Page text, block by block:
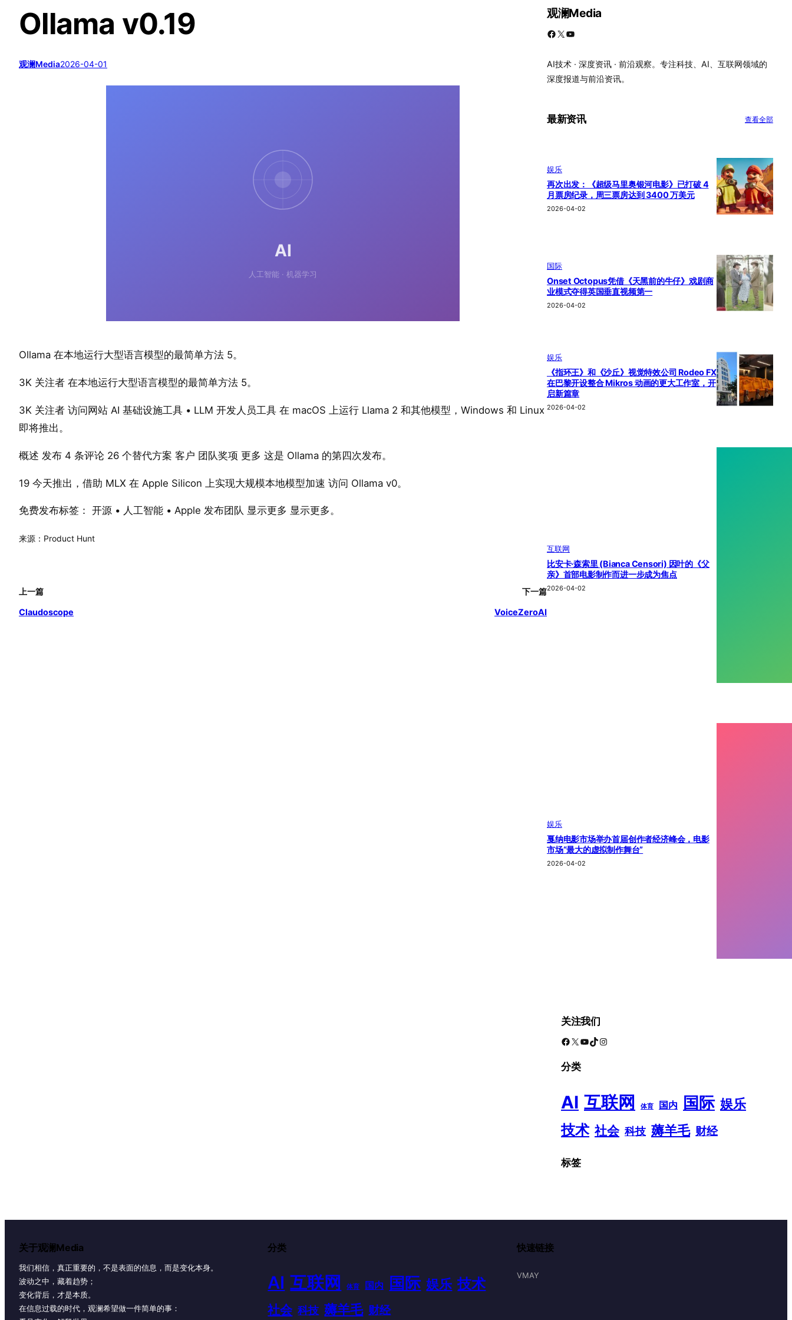
Ollama v0.19
观澜Media2026-04-01
Ollama 在本地运行大型语言模型的最简单方法 5。
3K 关注者 在本地运行大型语言模型的最简单方法 5。
3K 关注者 访问网站 AI 基础设施工具 • LLM 开发人员工具 在 macOS 上运行 Llama 2 和其他模型，Windows 和 Linux
即将推出。
概述 发布 4 条评论 26 个替代方案 客户 团队奖项 更多 这是 Ollama 的第四次发布。
19 今天推出，借助 MLX 在 Apple Silicon 上实现大规模本地模型加速 访问 Ollama v0。
免费发布标签： 开源 • 人工智能 • Apple 发布团队 显示更多 显示更多。
来源：Product Hunt
上一篇
Claudoscope
下一篇
VoiceZeroAI
观澜Media
Facebook X YouTube
AI技术 · 深度资讯 · 前沿观察。专注科技、AI、互联网领域的
深度报道与前沿资讯。
最新资讯 查看全部
娱乐
再次出发：《超级马里奥银河电影》已打破 4
月票房纪录，周三票房达到 3400 万美元
2026-04-02
国际
Onset Octopus凭借《天黑前的牛仔》戏剧商
业模式夺得英国垂直视频第一
2026-04-02
娱乐
《指环王》和《沙丘》视觉特效公司 Rodeo FX
在巴黎开设整合 Mikros 动画的更大工作室，开
启新篇章
2026-04-02
互联网
比安卡·森索里 (Bianca Censori) 因叶的《父
亲》首部电影制作而进一步成为焦点
2026-04-02
娱乐
戛纳电影市场举办首届创作者经济峰会，电影
市场“最大的虚拟制作舞台”
2026-04-02
关注我们
Facebook X YouTube TikTok Instagram
分类
AI 互联网 体育 国内 国际 娱乐
技术 社会 科技 薅羊毛 财经
标签
关于观澜Media
我们相信，真正重要的，不是表面的信息，而是变化本身。
波动之中，藏着趋势；
变化背后，才是本质。
在信息过载的时代，观澜希望做一件简单的事：
分类
AI 互联网 体育 国内 国际 娱乐 技术
社会 科技 薅羊毛 财经
快速链接
VMAY